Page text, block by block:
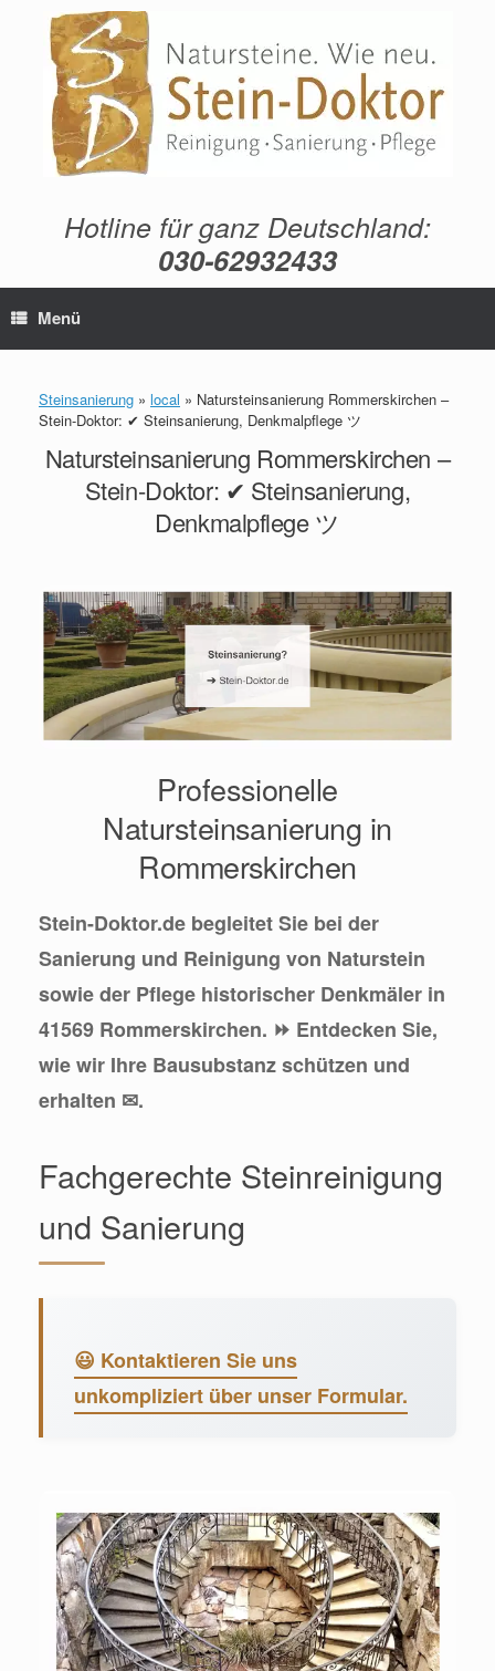
springen
Hotline für ganz Deutschland:
030-62932433
Menü
Steinsanierung » local » Natursteinsanierung Rommerskirchen –
Stein-Doktor: ✔ Steinsanierung, Denkmalpflege ツ
Natursteinsanierung Rommerskirchen –
Stein-Doktor: ✔ Steinsanierung,
Denkmalpflege ツ
Professionelle
Natursteinsanierung in
Rommerskirchen
Stein-Doktor.de begleitet Sie bei der
Sanierung und Reinigung von Naturstein
sowie der Pflege historischer Denkmäler in
41569 Rommerskirchen. ⏩ Entdecken Sie,
wie wir Ihre Bausubstanz schützen und
erhalten ✉.
Fachgerechte Steinreinigung
und Sanierung
😃 Kontaktieren Sie uns
unkompliziert über unser Formular.